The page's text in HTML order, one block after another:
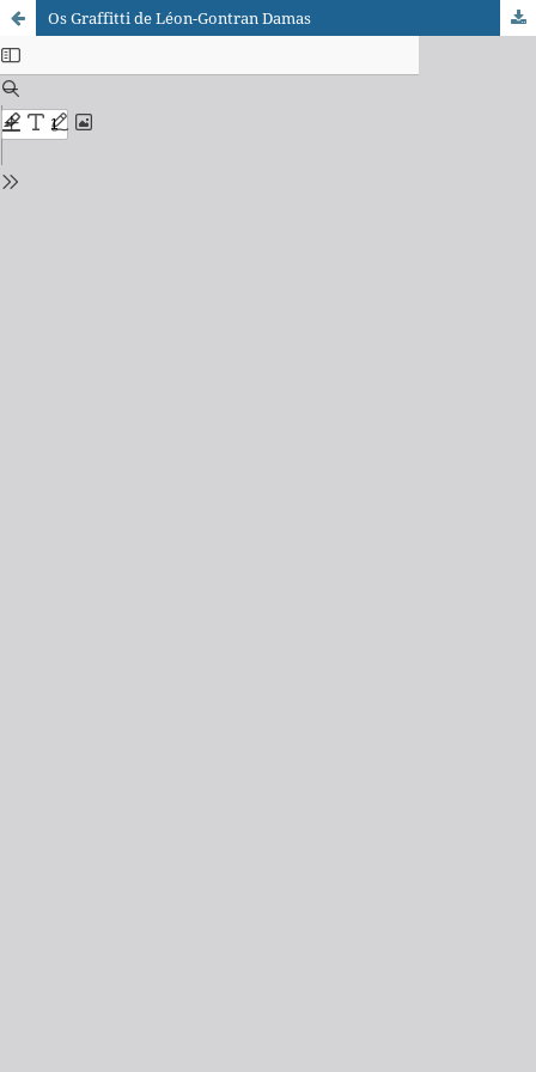
Os Graffitti de Léon-Gontran Damas